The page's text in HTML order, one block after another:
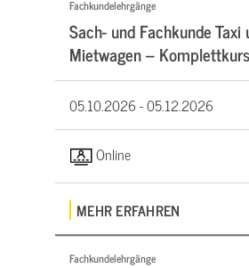
Fachkundelehrgänge
Sach- und Fachkunde Taxi
Mietwagen –
05.10.2026 -05.12.2026
Online
MEHR ERFAHREN
Fachkundelehrgänge